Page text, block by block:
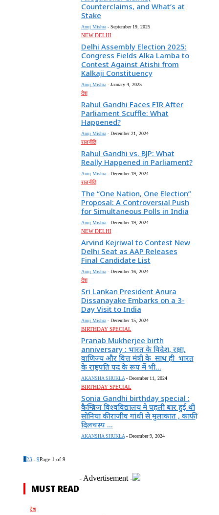
Counterclaims, and What’s at
Stake
Anuj Mishra - September 19, 2025
NEW DELHI
Delhi Assembly Election 2025:
Congress Fields Alka Lamba to
Contest Against Atishi from
Kalkaji Constituency
Anuj Mishra - January 4, 2025
देश
Rahul Gandhi Faces FIR After
Parliament Scuffle: What
Happened?
Anuj Mishra - December 21, 2024
राजनीति
Rahul Gandhi vs. BJP: What
Really Happened in Parliament?
Anuj Mishra - December 19, 2024
राजनीति
The “One Nation, One Election”
Proposal: A Controversial Push
for Simultaneous Polls in India
Anuj Mishra - December 19, 2024
NEW DELHI
Arvind Kejriwal to Contest New
Delhi Seat as AAP Releases
Final Candidate List
Anuj Mishra - December 16, 2024
देश
Sri Lankan President Anura
Dissanayake Embarks on a 3-
Day Visit to India
Anuj Mishra - December 15, 2024
BIRTHDAY SPECIAL
Pranab Mukherjee birth
anniversary : भारत के विदेश, रक्षा,
वाणिज्य और वित्त मंत्री के साथ ही भारत
के राष्ट्रपति पद के रूप में भी...
AKANSHA SHUKLA - December 11, 2024
BIRTHDAY SPECIAL
Sonia Gandhi birthday special :
कैम्ब्रिज विश्वविद्यालय मे पहली बार हुई थी
सोनिया की राजीव गांधी से मुलाकात , काफी
दिलचस्प ...
AKANSHA SHUKLA - December 9, 2024
123 9Page 1 of 9
- Advertisement -
MUST READ
देश